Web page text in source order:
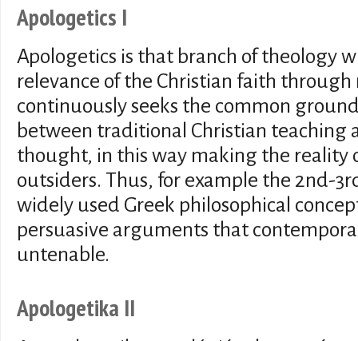
Apologetics I
Apologetics is that branch of theology
relevance of the Christian faith
continuously seeks the common
between traditional Christian teaching
thought, in this way making the reality
outsiders. Thus, for example the 2nd-
widely used Greek philosophical
persuasive arguments that
untenable.
Apologetika II